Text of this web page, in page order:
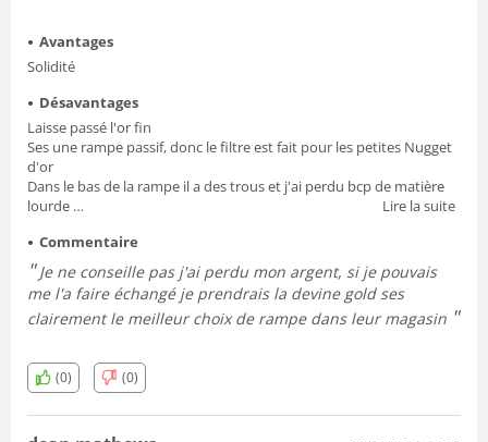
Avantages
Solidité
Désavantages
Laisse passé l'or fin
Ses une rampe passif, donc le filtre est fait pour les petites Nugget
d'or
Dans le bas de la rampe il a des trous et j'ai perdu bcp de matière
lourde
démonter les oreilles papillon sont vraiment mal conçu et dans le
mauvaise angle
Est arrivé tordu je l'ai déplier,
Lire la suite
Commentaire
Je ne conseille pas j'ai perdu mon argent, si je pouvais
me l'a faire échangé je prendrais la devine gold ses
clairement le meilleur choix de rampe dans leur magasin
(0) (0)